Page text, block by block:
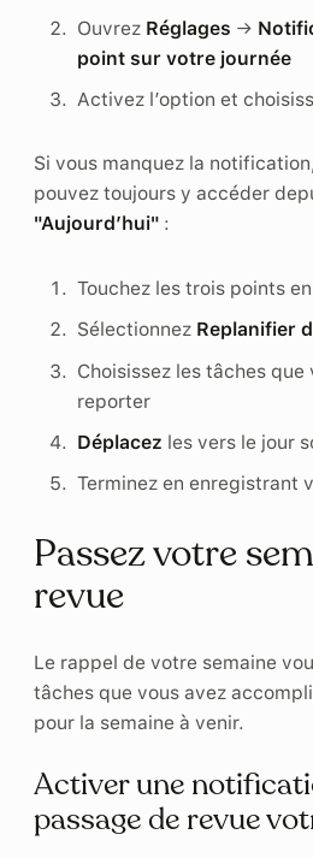
Ouvrez Réglages →
point sur votre journée
Activez l’option et
Si vous manquez la
pouvez toujours y accéder
"Aujourd’hui" :
Touchez les trois points
Sélectionnez Replanifier
Choisissez les tâches que
reporter
Déplacez les vers le jour
Terminez en enregistrant
Passez votre
revue
Le rappel de votre semaine
tâches que vous avez
pour la semaine à venir.
Activer une
passage de revue